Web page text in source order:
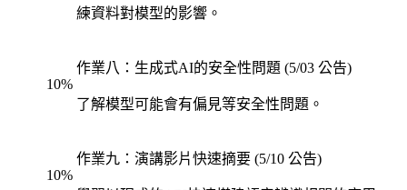
練資料對模型的影響。
10%
作業八：生成式AI的安全性問題 (5/03 公告)
了解模型可能會有偏見等安全性問題。
10%
作業九：演講影片快速摘要 (5/10 公告)